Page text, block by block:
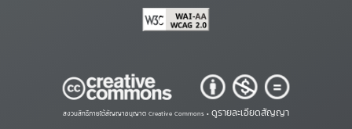
สงวนสิทธิ์ภายใต้สัญญาอนุญาต Creative Commons • ดูรายละเอียดสัญญา